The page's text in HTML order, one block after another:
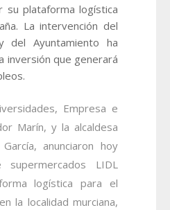
su plataforma logística
La intervención del
del Ayuntamiento ha
inversión que generará
Empresa e
Marín, y la alcaldesa
anunciaron hoy
LIDL
logística para el
la localidad murciana,